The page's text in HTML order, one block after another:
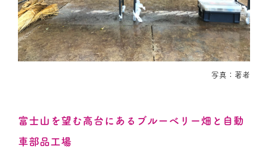
写真：著者
富士山を望む高台にあるブルーベリー畑と自動
車部品工場